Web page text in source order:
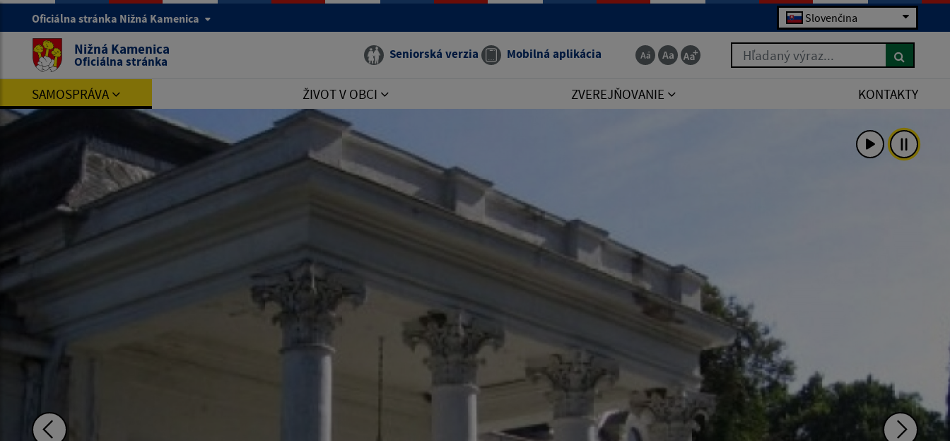
Oficiálna stránka Nižná Kamenica Slovenčina
Nižná Kamenica
Oficiálna stránka Seniorská verzia Mobilná aplikácia Hľadaný výraz...
SAMOSPRÁVA ŽIVOT V OBCI ZVEREJŇOVANIE KONTAKTY